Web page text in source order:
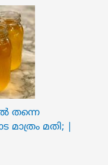
തന്നെ
മാത്രം മതി; |